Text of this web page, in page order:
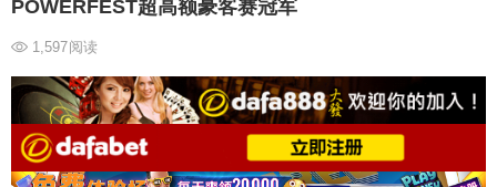
POWERFEST超高额豪客赛冠军
1,597阅读